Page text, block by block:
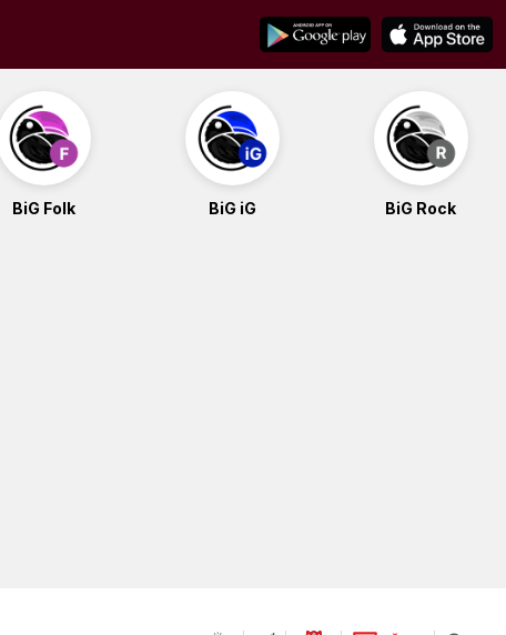
BiG Folk BiG iG BiG Rock